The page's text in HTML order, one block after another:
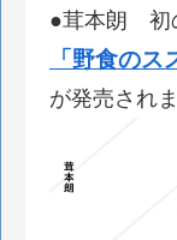
●茸本朗 初
「野食の
が発売され